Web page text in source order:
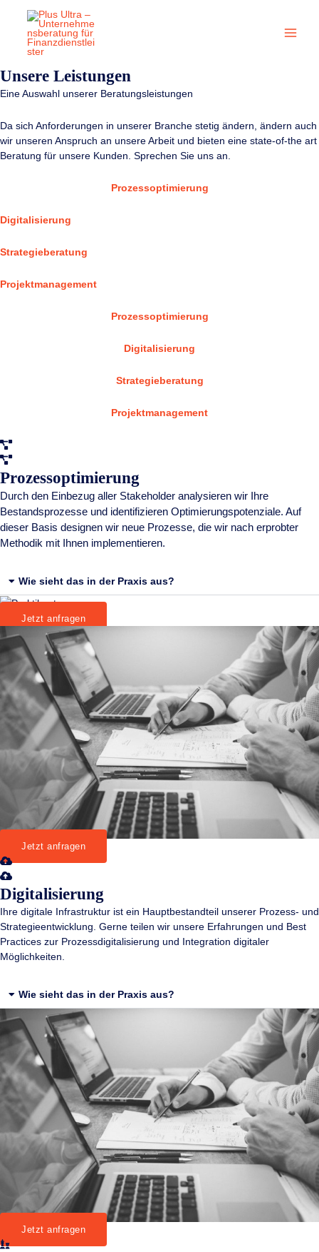
springen
Unsere Leistungen
Eine Auswahl unserer Beratungsleistungen
Da sich Anforderungen in unserer Branche stetig ändern, ändern auch
wir unseren Anspruch an unsere Arbeit und bieten eine state-of-the art
Beratung für unsere Kunden. Sprechen Sie uns an.
Prozessoptimierung
Digitalisierung
Strategieberatung
Projektmanagement
Prozessoptimierung
Digitalisierung
Strategieberatung
Projektmanagement
Prozessoptimierung
Durch den Einbezug aller Stakeholder analysieren wir Ihre
Bestandsprozesse und identifizieren Optimierungspotenziale. Auf
dieser Basis designen wir neue Prozesse, die wir nach erprobter
Methodik mit Ihnen implementieren.
Wie sieht das in der Praxis aus?
Jetzt anfragen
Jetzt anfragen
Digitalisierung
Ihre digitale Infrastruktur ist ein Hauptbestandteil unserer Prozess- und
Strategieentwicklung. Gerne teilen wir unsere Erfahrungen und Best
Practices zur Prozessdigitalisierung und Integration digitaler
Möglichkeiten.
Wie sieht das in der Praxis aus?
Jetzt anfragen